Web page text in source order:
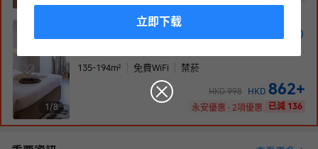
立即下载
1/8
135-194m² 免費WiFi 禁菸
HKD998 HKD 862+
永安優惠 · 2項優惠 已減 136